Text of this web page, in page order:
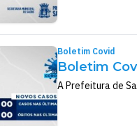
Boletim Covid
Boletim
A Prefeitura de